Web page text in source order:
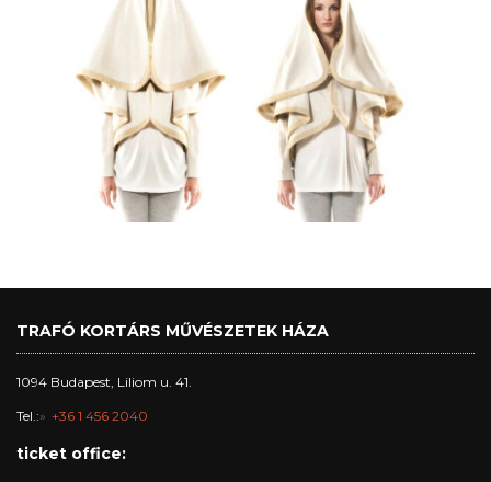
TRAFÓ KORTÁRS MŰVÉSZETEK HÁZA
1094 Budapest, Liliom u. 41.
Tel.: +36 1 456 2040
ticket office: